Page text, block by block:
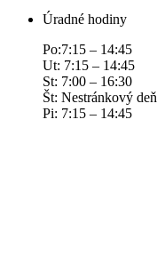
Úradné hodiny
Po:7:15 – 14:45
Ut: 7:15 – 14:45
St: 7:00 – 16:30
Št: Nestránkový deň
Pi: 7:15 – 14:45